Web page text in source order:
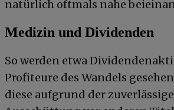
natürlich oftmals nahe
Medizin und Dividenden
So werden etwa
Profiteure des Wandels
diese aufgrund der